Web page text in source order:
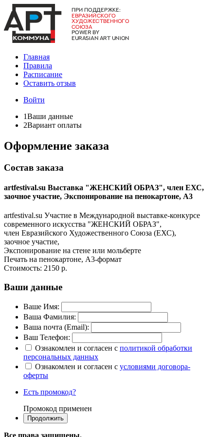
Главная
Правила
Расписание
Оставить отзыв
Войти
1Ваши данные
2Вариант оплаты
Оформление заказа
Состав заказа
artfestival.su Выставка "ЖЕНСКИЙ ОБРАЗ", член ЕХС,
заочное участие, Экспонирование на пенокартоне, А3
artfestival.su Участие в Международной выставке-конкурсе
современного искусства "ЖЕНСКИЙ ОБРАЗ",
член Евразийского Художественного Союза (ЕХС),
заочное участие,
Экспонирование на стене или мольберте
Печать на пенокартоне, А3-формат
Стоимость: 2150 р.
Ваши данные
Ваше Имя:
Ваша Фамилия:
Ваша почта (Email):
Ваш Телефон:
Ознакомлен и согласен с политикой обработки
персональных данных
Ознакомлен и согласен с условиями договора-
оферты
Есть промокод?
Промокод применен
Все права защищены.